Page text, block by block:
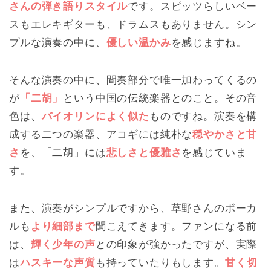
さんの弾き語りスタイルです。スピッツらしいベー
スもエレキギターも、ドラムスもありません。シン
プルな演奏の中に、 優しい温かみを感じますね。
そんな演奏の中に、間奏部分で唯一加わってくるの
が 「二胡」
という中国の伝統楽器とのこと。その音
色は、 バイオリンによく似た ものですね。演奏を構
成する二つの楽器、アコギには純朴な穏やかさと甘
さ を、「二胡」には悲しさと優雅さ を感じていま
す。
また、演奏がシンプルですから、草野さんのボーカ
ルも より細部まで聞こえてきます。ファンになる前
は、 輝く少年の声 との印象が強かったですが、実際
はハスキーな声質 も持っていたりもします。 甘く切